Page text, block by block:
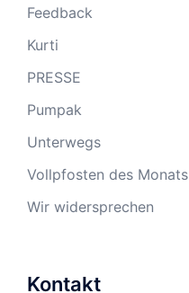
Feedback
Kurti
PRESSE
Pumpak
Unterwegs
Vollpfosten des Monats
Wir widersprechen
Kontakt